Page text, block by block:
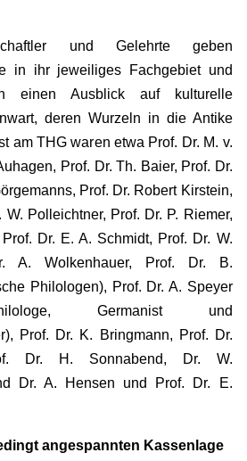
und Gelehrte geben
in ihr jeweiliges Fachgebiet und
einen Ausblick auf kulturelle
deren Wurzeln in die Antike
am THG waren etwa Prof. Dr. M. v.
Prof. Dr. Th. Baier, Prof. Dr.
Prof. Dr. Robert Kirstein,
W. Polleichtner, Prof. Dr. P. Riemer,
Dr. E. A. Schmidt, Prof. Dr. W.
A. Wolkenhauer, Prof. Dr. B.
Philologen), Prof. Dr. A. Speyer
Germanist und
Prof. Dr. K. Bringmann, Prof. Dr.
Dr. H. Sonnabend, Dr. W.
Dr. A. Hensen und Prof. Dr. E.
angespannten Kassenlage